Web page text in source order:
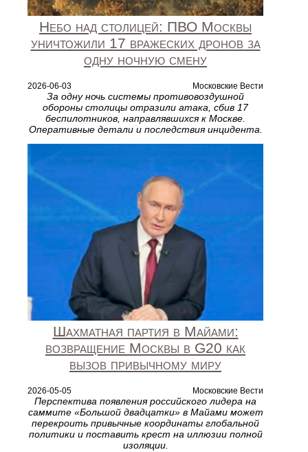
Небо над столицей: ПВО Москвы
уничтожили 17 вражеских дронов за
одну ночную смену
2026-06-03 Московские Вести
За одну ночь системы противовоздушной
обороны столицы отразили атака, сбив 17
беспилотников, направлявшихся к Москве.
Оперативные детали и последствия инцидента.
Шахматная партия в Майами:
возвращение Москвы в G20 как
вызов привычному миру
2026-05-05 Московские Вести
Перспектива появления российского лидера на
саммите «Большой двадцатки» в Майами может
перекроить привычные координаты глобальной
политики и поставить крест на иллюзии полной
изоляции.